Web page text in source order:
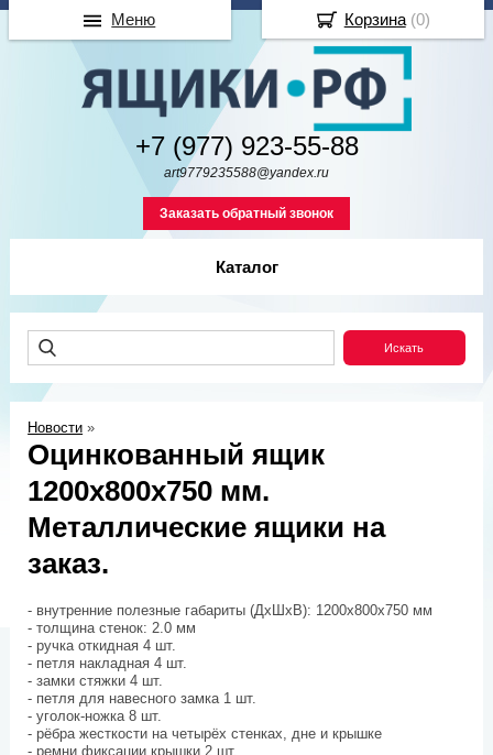
+7 (977) 923-55-88
art9779235588@yandex.ru
Заказать обратный звонок
Каталог
Новости »
Оцинкованный ящик
1200х800х750 мм.
Металлические ящики на
заказ.
- внутренние полезные габариты (ДхШхВ): 1200х800х750 мм
- толщина стенок: 2.0 мм
- ручка откидная 4 шт.
- петля накладная 4 шт.
- замки стяжки 4 шт.
- петля для навесного замка 1 шт.
- уголок-ножка 8 шт.
- рёбра жесткости на четырёх стенках, дне и крышке
- ремни фиксации крышки 2 шт.
Корзина(0)
Меню